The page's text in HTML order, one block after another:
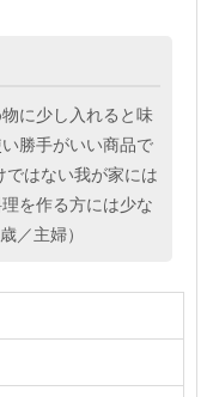
に少し入れると味
勝手がいい商品で
はない我が家には
を作る方には少な
／主婦）